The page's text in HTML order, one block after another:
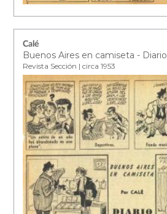
Calé
Buenos Aires en camiseta - Diario
Revista Sección | circa 1953